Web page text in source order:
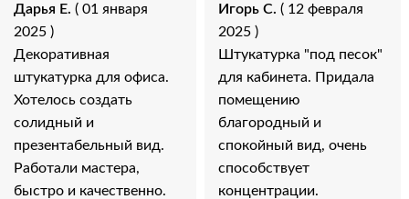
Дарья Е. ( 01 января
2025 )
Декоративная
штукатурка для офиса.
Хотелось создать
солидный и
презентабельный вид.
Работали мастера,
быстро и качественно.
Игорь С. ( 12 февраля
2025 )
Штукатурка "под песок"
для кабинета. Придала
помещению
благородный и
спокойный вид, очень
способствует
концентрации.